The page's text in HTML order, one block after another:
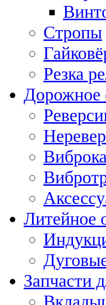
Стропы
Резка
Дорожное
Литейное
Запчасти